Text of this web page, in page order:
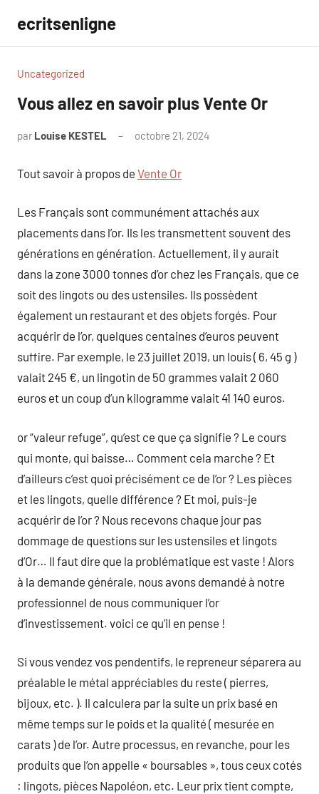
contenu
ecritsenligne
Uncategorized
Vous allez en savoir plus Vente Or
par Louise KESTEL octobre 21, 2024
Tout savoir à propos de Vente Or
Les Français sont communément attachés aux
placements dans l’or. Ils les transmettent souvent des
générations en génération. Actuellement, il y aurait
dans la zone 3000 tonnes d’or chez les Français, que ce
soit des lingots ou des ustensiles. Ils possèdent
également un restaurant et des objets forgés. Pour
acquérir de l’or, quelques centaines d’euros peuvent
suffire. Par exemple, le 23 juillet 2019, un louis ( 6, 45 g )
valait 245 €, un lingotin de 50 grammes valait 2 060
euros et un coup d’un kilogramme valait 41 140 euros.
or “valeur refuge”, qu’est ce que ça signifie ? Le cours
qui monte, qui baisse… Comment cela marche ? Et
d’ailleurs c’est quoi précisément ce de l’or ? Les pièces
et les lingots, quelle différence ? Et moi, puis-je
acquérir de l’or ? Nous recevons chaque jour pas
dommage de questions sur les ustensiles et lingots
d’Or… Il faut dire que la problématique est vaste ! Alors
à la demande générale, nous avons demandé à notre
professionnel de nous communiquer l’or
d’investissement. voici ce qu’il en pense !
Si vous vendez vos pendentifs, le repreneur séparera au
préalable le métal appréciables du reste ( pierres,
bijoux, etc. ). Il calculera par la suite un prix basé en
même temps sur le poids et la qualité ( mesurée en
carats ) de l’or. Autre processus, en revanche, pour les
produits que l’on appelle « boursables », tous ceux cotés
: lingots, pièces Napoléon, etc. Leur prix tient compte,